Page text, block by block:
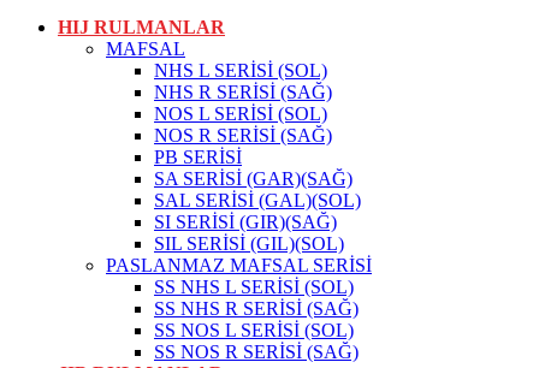
HIJ RULMANLAR
MAFSAL
NHS L SERİSİ (SOL)
NHS R SERİSİ (SAĞ)
NOS L SERİSİ (SOL)
NOS R SERİSİ (SAĞ)
PB SERİSİ
SA SERİSİ (GAR)(SAĞ)
SAL SERİSİ (GAL)(SOL)
SI SERİSİ (GIR)(SAĞ)
SIL SERİSİ (GIL)(SOL)
PASLANMAZ MAFSAL SERİSİ
SS NHS L SERİSİ (SOL)
SS NHS R SERİSİ (SAĞ)
SS NOS L SERİSİ (SOL)
SS NOS R SERİSİ (SAĞ)